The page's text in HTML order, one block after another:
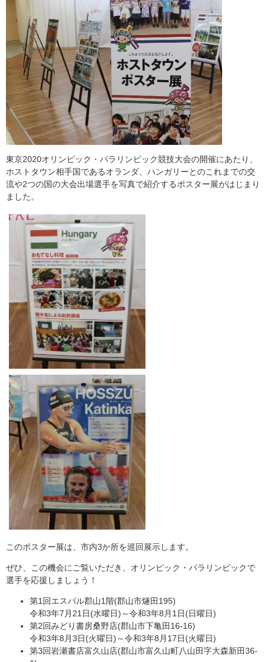
東京2020オリンピック・パラリンピック競技大会の開催にあたり、
ホストタウン相手国であるオランダ、ハンガリーとのこれまでの交
流や2つの国の大会出場選手を写真で紹介するポスター展がはじまり
ました。
このポスター展は、市内3か所を巡回展示します。
ぜひ、この機会にご覧いただき、オリンピック・パラリンピックで
選手を応援しましょう！
第1回エスパル郡山1階(郡山市燧田195)
令和3年7月21日(水曜日)～令和3年8月1日(日曜日)
第2回みどり書房桑野店(郡山市下亀田16-16)
令和3年8月3日(火曜日)～令和3年8月17日(火曜日)
第3回岩瀬書店富久山店(郡山市富久山町八山田字大森新田36-